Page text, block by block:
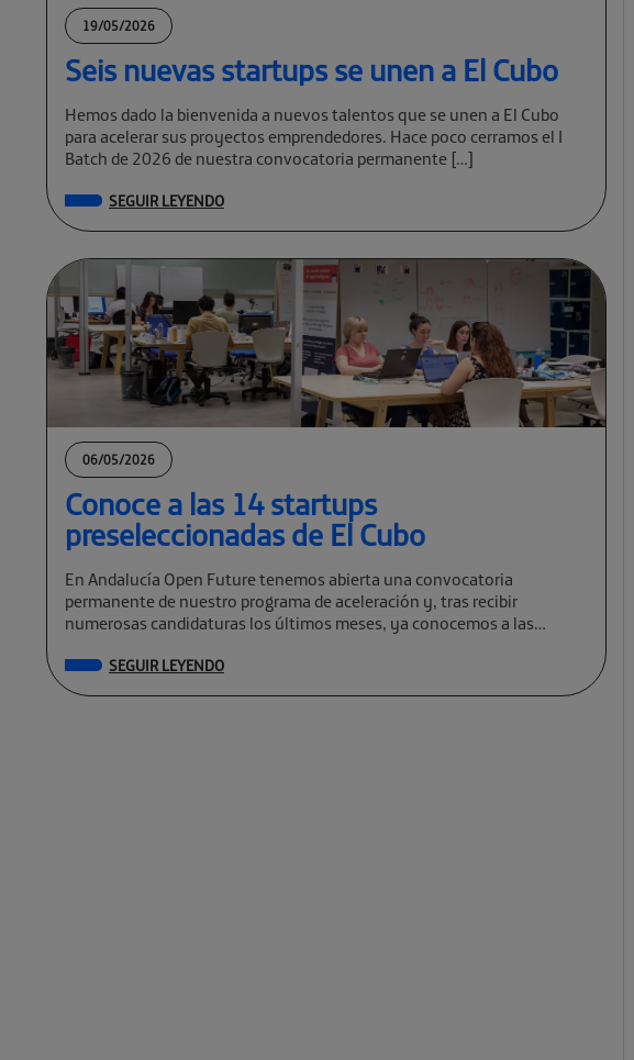
19/05/2026
Seis nuevas startups se unen a El Cubo
Hemos dado la bienvenida a nuevos talentos que se unen a El Cubo
para acelerar sus proyectos emprendedores. Hace poco cerramos el I
Batch de 2026 de nuestra convocatoria permanente […]
SEGUIR LEYENDO
06/05/2026
Conoce a las 14 startups
preseleccionadas de El Cubo
En Andalucía Open Future tenemos abierta una convocatoria
permanente de nuestro programa de aceleración y, tras recibir
numerosas candidaturas los últimos meses, ya conocemos a las
SEGUIR LEYENDO